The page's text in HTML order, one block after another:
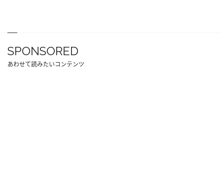
SPONSORED
あわせて読みたいコンテンツ